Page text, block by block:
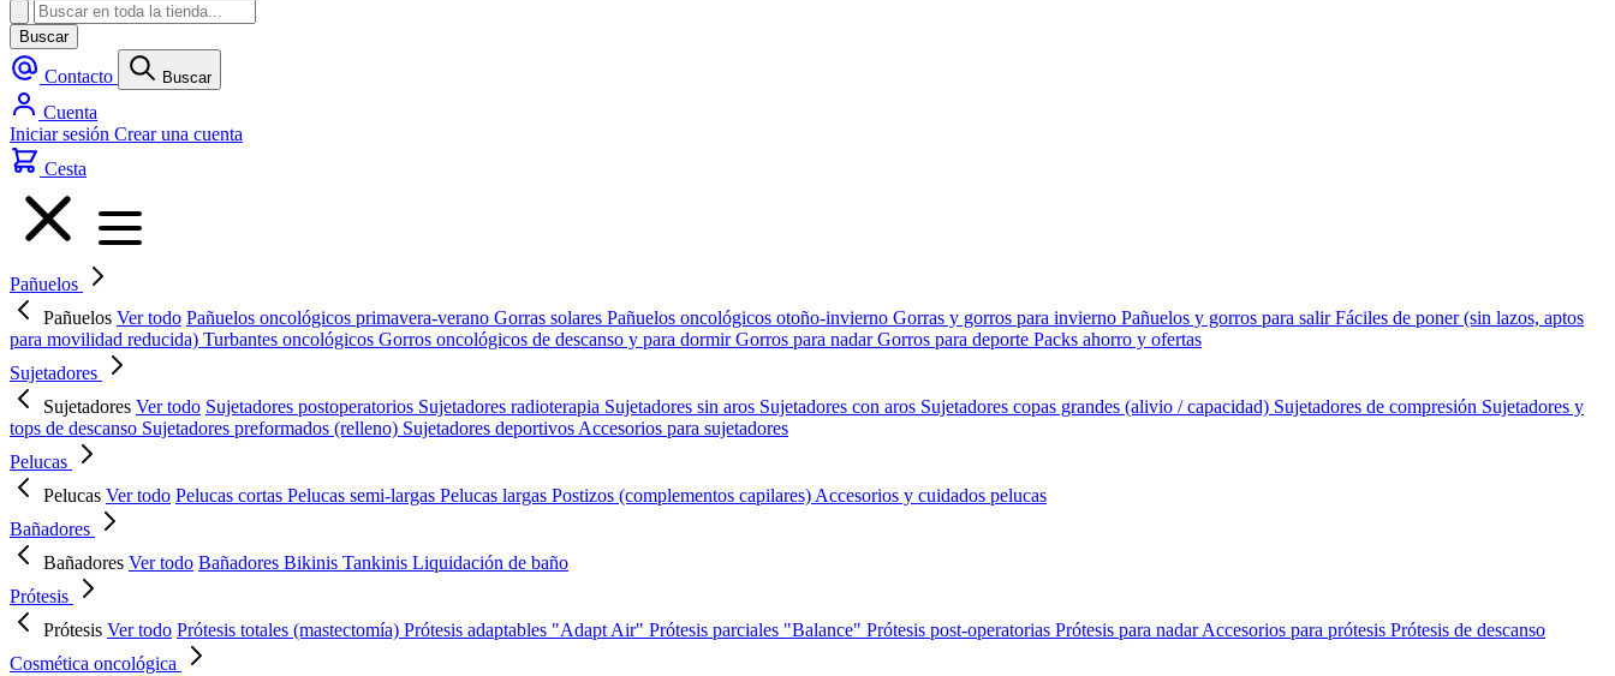
Buscar
Contacto Buscar
Cuenta
Iniciar sesión Crear una cuenta
Cesta
Pañuelos
Pañuelos Ver todo Pañuelos oncológicos primavera-verano Gorras solares Pañuelos oncológicos otoño-invierno Gorras y gorros para invierno Pañuelos y gorros para salirFáciles de poner (sin lazos, aptos
para movilidad reducida) Turbantes oncológicos Gorros oncológicos de descanso y para dormirGorros para nadarGorros para deporte Packs ahorro y ofertas
Sujetadores
Sujetadores Ver todo Sujetadores postoperatorios Sujetadores radioterapia Sujetadores sin aros Sujetadores con aros Sujetadores copas grandes (alivio / capacidad) Sujetadores de compresión Sujetadores y
tops de descanso Sujetadores preformados (relleno) Sujetadores deportivos Accesorios para sujetadores
Pelucas
Pelucas Ver todo Pelucas cortas Pelucas semi-largas Pelucas largas Postizos (complementos capilares) Accesorios y cuidados pelucas
Bañadores
Bañadores Ver todo Bañadores Bikinis Tankinis Liquidación de baño
Prótesis
Prótesis Ver todo Prótesis totales (mastectomía) Prótesis adaptables "Adapt Air" Prótesis parciales "Balance" Prótesis post-operatorias Prótesis para nadarAccesorios para prótesis Prótesis de descanso
Cosmética oncológica